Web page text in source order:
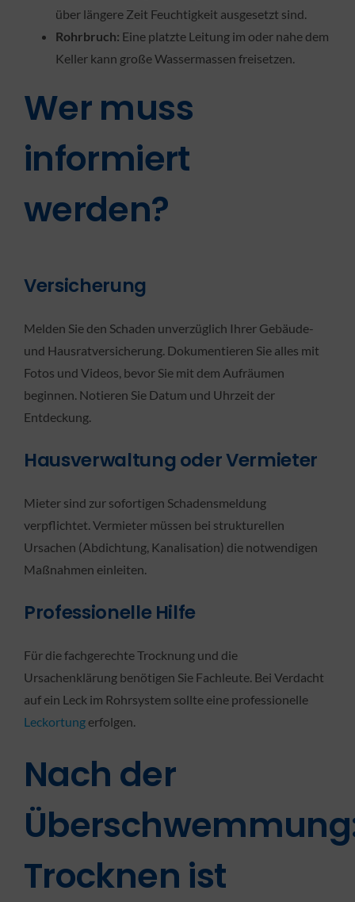
über längere Zeit Feuchtigkeit ausgesetzt sind.
Rohrbruch: Eine platzte Leitung im oder nahe dem
Keller kann große Wassermassen freisetzen.
Wer muss
informiert
werden?
Versicherung
Melden Sie den Schaden unverzüglich Ihrer Gebäude-
und Hausratversicherung. Dokumentieren Sie alles mit
Fotos und Videos, bevor Sie mit dem Aufräumen
beginnen. Notieren Sie Datum und Uhrzeit der
Entdeckung.
Hausverwaltung oder Vermieter
Mieter sind zur sofortigen Schadensmeldung
verpflichtet. Vermieter müssen bei strukturellen
Ursachen (Abdichtung, Kanalisation) die notwendigen
Maßnahmen einleiten.
Professionelle Hilfe
Für die fachgerechte Trocknung und die
Ursachenklärung benötigen Sie Fachleute. Bei Verdacht
auf ein Leck im Rohrsystem sollte eine professionelle
Leckortung erfolgen.
Nach der
Trocknen ist